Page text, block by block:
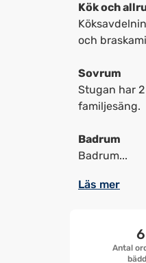
Kök och
och
Sovrum
Stugan har
familjesäng.
Badrum
Badrum...
Läs mer
Antal
6